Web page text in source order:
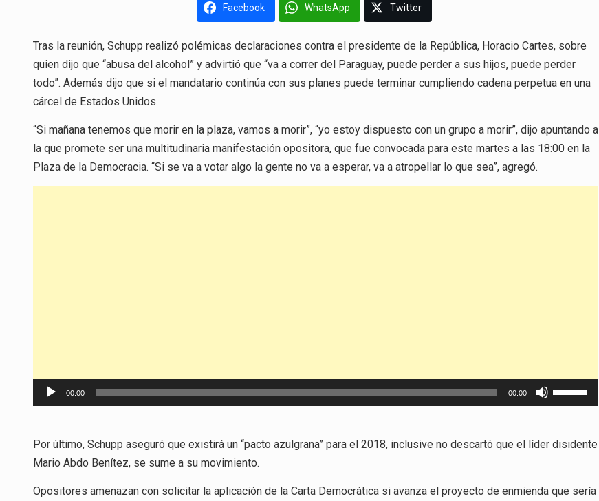
Facebook WhatsApp Twitter
Tras la reunión, Schupp realizó polémicas declaraciones contra el presidente de la República, Horacio Cartes, sobre
quien dijo que “abusa del alcohol” y advirtió que “va a correr del Paraguay, puede perder a sus hijos, puede perder
todo”. Además dijo que si el mandatario continúa con sus planes puede terminar cumpliendo cadena perpetua en una
cárcel de Estados Unidos.
“Si mañana tenemos que morir en la plaza, vamos a morir”, “yo estoy dispuesto con un grupo a morir”, dijo apuntando a
la que promete ser una multitudinaria manifestación opositora, que fue convocada para este martes a las 18:00 en la
Plaza de la Democracia. “Si se va a votar algo la gente no va a esperar, va a atropellar lo que sea”, agregó.
Reproductor
de
00:00 00:00
las
de
para
Por último, Schupp aseguró que existirá un “pacto azulgrana” para el 2018, inclusive no descartó que el líder disidente
Mario Abdo Benítez, se sume a su movimiento.
Opositores amenazan con solicitar la aplicación de la Carta Democrática si avanza el proyecto de enmienda que sería